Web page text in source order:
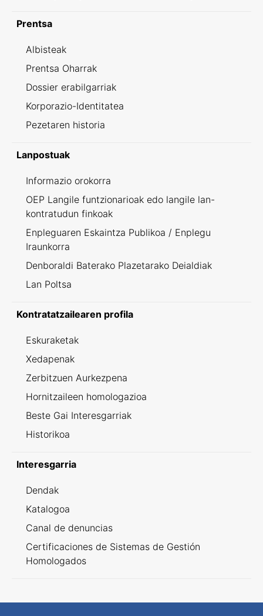
Prentsa
Albisteak
Prentsa Oharrak
Dossier erabilgarriak
Korporazio-Identitatea
Pezetaren historia
Lanpostuak
Informazio orokorra
OEP Langile funtzionarioak edo langile lan-
kontratudun finkoak
Enpleguaren Eskaintza Publikoa / Enplegu
Iraunkorra
Denboraldi Baterako Plazetarako Deialdiak
Lan Poltsa
Kontratatzailearen profila
Eskuraketak
Xedapenak
Zerbitzuen Aurkezpena
Hornitzaileen homologazioa
Beste Gai Interesgarriak
Historikoa
Interesgarria
Dendak
Katalogoa
Canal de denuncias
Certificaciones de Sistemas de Gestión
Homologados